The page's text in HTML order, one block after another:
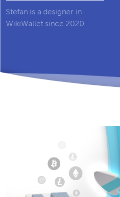
Stefan is a designer in
WikiWallet since 2020